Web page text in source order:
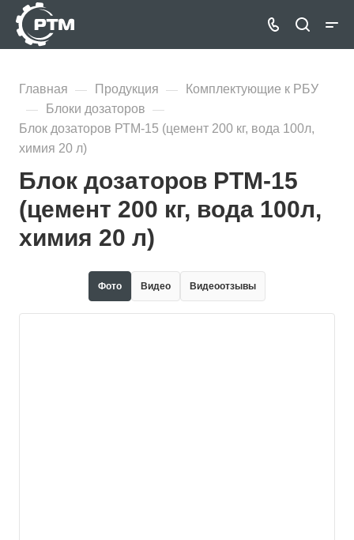
Главная — Продукция —
Комплектующие к РБУ
—
Блоки дозаторов —
Блок дозаторов РТМ-15 (цемент 200 кг, вода 100л,
химия 20 л)
Блок дозаторов РТМ-15
(цемент 200 кг, вода 100л,
химия 20 л)
Фото Видео Видеоотзывы